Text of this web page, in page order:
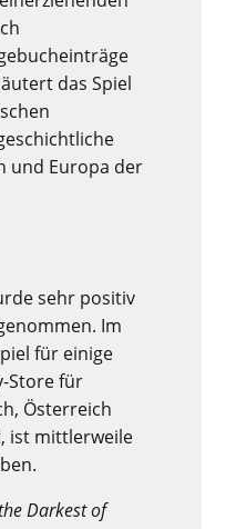
das Spiel
und Europa der
sehr positiv
Im
für einige
Store für
Österreich
ist mittlerweile
Darkest of